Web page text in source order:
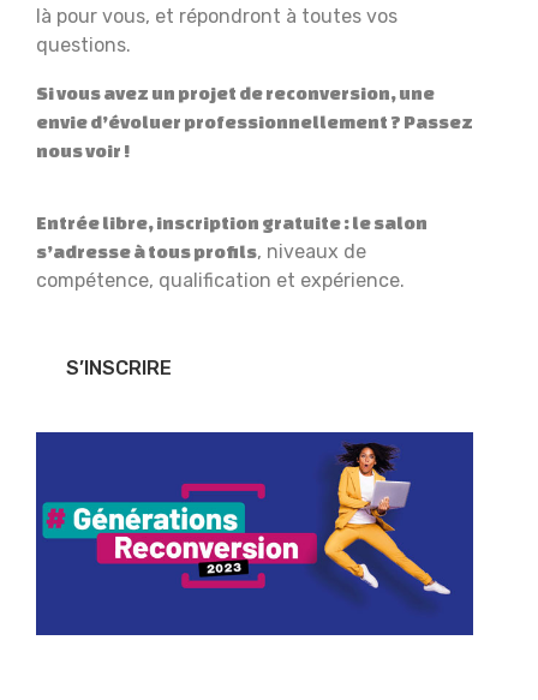
là pour vous, et répondront à toutes vos
questions.
Si vous avez un projet de reconversion, une
envie d’évoluer professionnellement ? Passez
nous voir !
Entrée libre, inscription gratuite : le salon
s’adresse à tous profils, niveaux de
compétence, qualification et expérience.
S’INSCRIRE